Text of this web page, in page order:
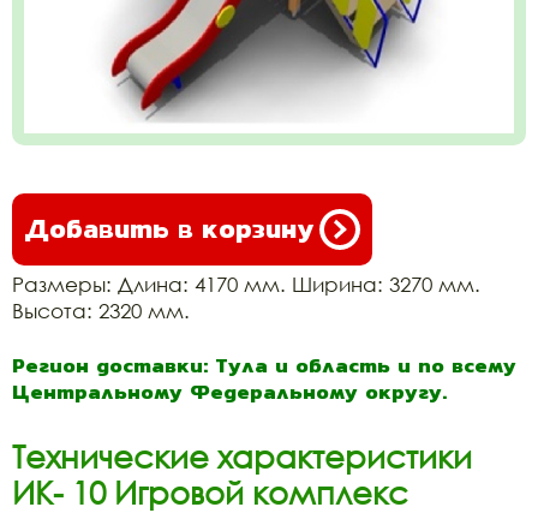
Добавить в корзину
Размеры: Длина: 4170 мм. Ширина: 3270 мм.
Высота: 2320 мм.
Регион доставки: Тула и область и по всему
Центральному Федеральному округу.
Технические характеристики
ИК- 10 Игровой комплекс